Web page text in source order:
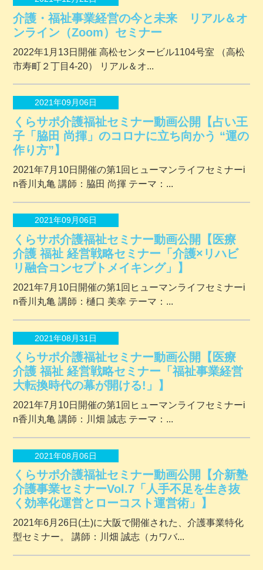
介護・福祉事業経営の今と未来 リアル＆オ
ンライン（Zoom）セミナー
2022年1月13日開催 ⾼松センタービル1104号室 （⾼松
市寿町２丁⽬4-20） リアル＆オ...
2021年09月06日
くらサポ介護福祉セミナー動画公開【占い王
子「脇田 尚揮」のコロナに立ち向かう “運の
作り方”】
2021年7月10日開催の第1回ヒューマンライフセミナーi
n香川丸亀 講師：脇田 尚揮 テーマ：...
2021年09月06日
くらサポ介護福祉セミナー動画公開【医療
介護 福祉 経営戦略セミナー「介護×リハビ
リ融合コンセプトメイキング」】
2021年7月10日開催の第1回ヒューマンライフセミナーi
n香川丸亀 講師：樋口 美幸 テーマ：...
2021年08月31日
くらサポ介護福祉セミナー動画公開【医療
介護 福祉 経営戦略セミナー「福祉事業経営
大転換時代の幕が開ける!」】
2021年7月10日開催の第1回ヒューマンライフセミナーi
n香川丸亀 講師：川畑 誠志 テーマ：...
2021年08月06日
くらサポ介護福祉セミナー動画公開【介新塾
介護事業セミナーVol.7「人手不足を生き抜
く効率化運営とローコスト運営術」】
2021年6月26日(土)に大阪で開催された、介護事業特化
型セミナー。 講師：川畑 誠志（カワバ...